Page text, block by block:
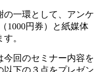
の一環として、アンケ
1000円券）と紙媒体
。
回のセミナー内容を
下の３点をプレゼン